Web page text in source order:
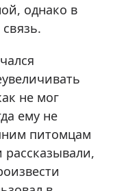
однако в
не мог
ему не
питомцам